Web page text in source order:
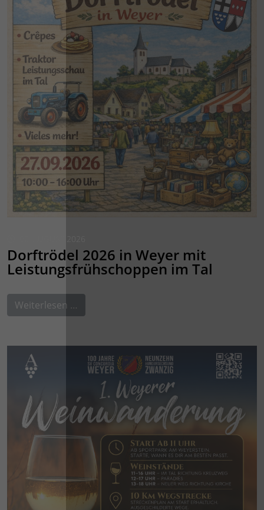
Dorftrödel 2026 in Weyer mit
Leistungsfrühschoppen im Tal
Weiterlesen …